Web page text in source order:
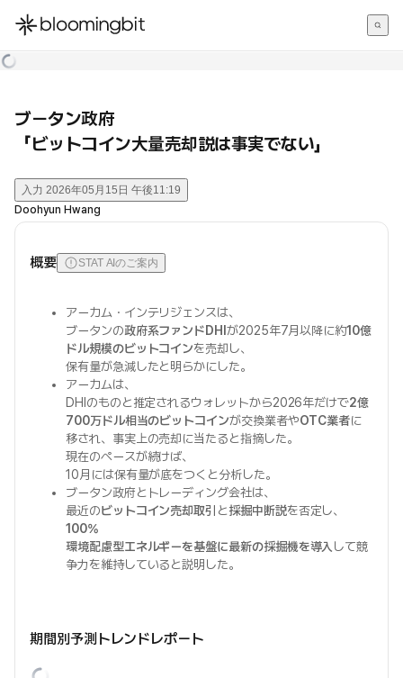
한국어
ブータン政府
「ビットコイン大量売却説は事実でない」
入力 2026年05月15日 午後11:19
Doohyun Hwang
概要 STAT AIのご案内
アーカム・インテリジェンスは、
ブータンの政府系ファンドDHI が2025年7月以降に約10億
ドル規模のビットコインを売却し、
保有量が急減したと明らかにした。
アーカムは、
DHIのものと推定されるウォレットから2026年だけで2億
700万ドル相当のビットコインが交換業者やOTC業者に
移され、事実上の売却に当たると指摘した。
現在のペースが続けば、
10月には保有量が底をつくと分析した。
ブータン政府とトレーディング会社は、
最近のビットコイン売却取引 と採掘中断説を否定し、
100%
環境配慮型エネルギーを基盤に最新の採掘機を導入 して競
争力を維持していると説明した。
期間別予測トレンドレポート